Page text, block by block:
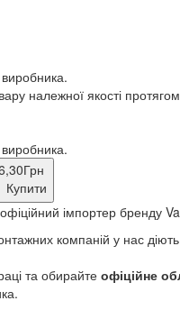
виробника.
належної якості
виробника.
Грн
Купити
імпортер бренду
компаній у нас діють
та обирайте офіційне